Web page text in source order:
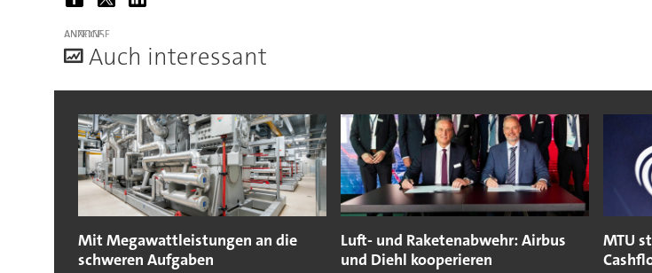
ANZEIGE
Auch interessant
Mit Megawattleistungen an die
schweren Aufgaben
Luft- und Raketenabwehr: Airbus
und Diehl kooperieren
MTU